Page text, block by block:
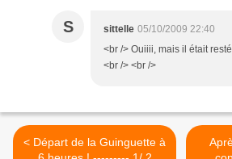
S sittelle 05/10/2009 22:40
<br /> Ouiiii, mais il était
<br /> <br />
< Départ de la Guinguette à